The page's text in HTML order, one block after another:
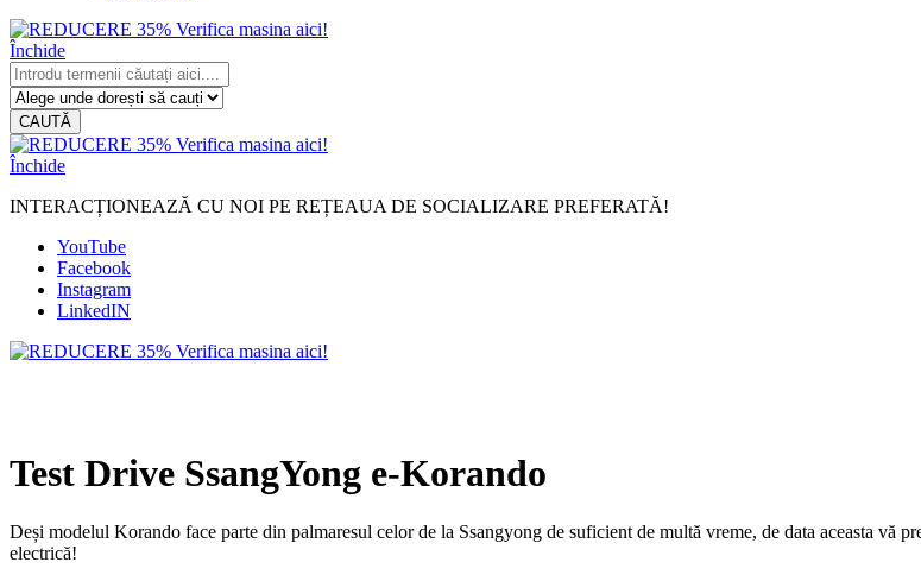
Închide
CAUTĂ
Închide
INTERACȚIONEAZĂ CU NOI PE REȚEAUA DE SOCIALIZARE PREFERATĂ!
YouTube
Facebook
Instagram
LinkedIN
Test Drive SsangYong e-Korando
Deși modelul Korando face parte din palmaresul celor de la Ssangyong de suficient de multă vreme, de data aceasta vă
electrică!